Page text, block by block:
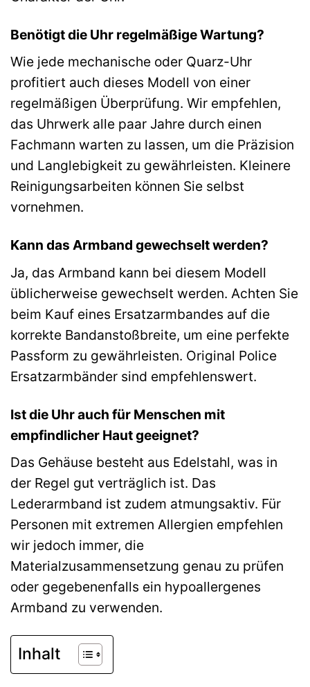
Benötigt die Uhr regelmäßige Wartung?
Wie jede mechanische oder Quarz-Uhr
profitiert auch dieses Modell von einer
regelmäßigen Überprüfung. Wir empfehlen,
das Uhrwerk alle paar Jahre durch einen
Fachmann warten zu lassen, um die Präzision
und Langlebigkeit zu gewährleisten. Kleinere
Reinigungsarbeiten können Sie selbst
vornehmen.
Kann das Armband gewechselt werden?
Ja, das Armband kann bei diesem Modell
üblicherweise gewechselt werden. Achten Sie
beim Kauf eines Ersatzarmbandes auf die
korrekte Bandanstoßbreite, um eine perfekte
Passform zu gewährleisten. Original Police
Ersatzarmbänder sind empfehlenswert.
Ist die Uhr auch für Menschen mit
empfindlicher Haut geeignet?
Das Gehäuse besteht aus Edelstahl, was in
der Regel gut verträglich ist. Das
Lederarmband ist zudem atmungsaktiv. Für
Personen mit extremen Allergien empfehlen
wir jedoch immer, die
Materialzusammensetzung genau zu prüfen
oder gegebenenfalls ein hypoallergenes
Armband zu verwenden.
Inhalt